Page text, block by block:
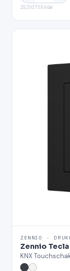
ZEZVIT55X6W
ZENNIO ·
Zennio
KNX